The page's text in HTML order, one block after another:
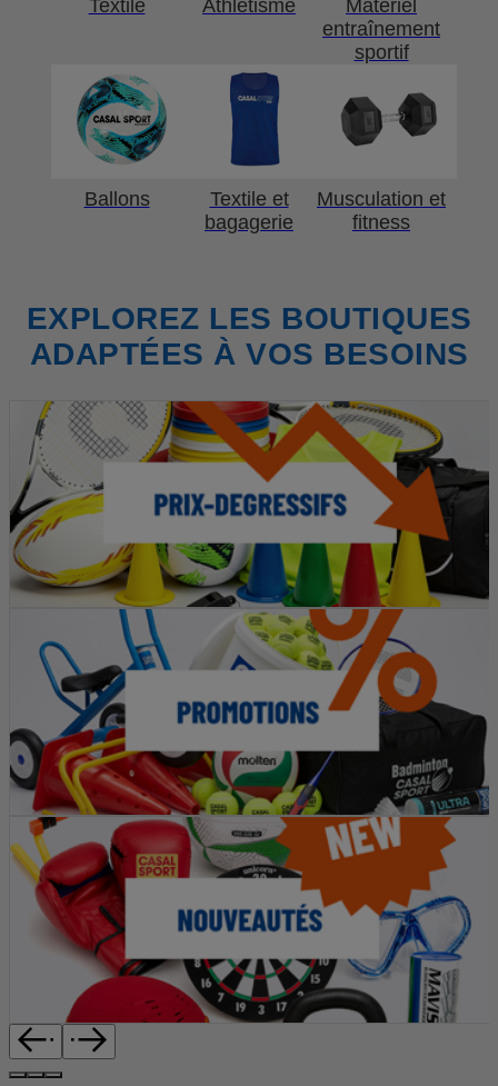
Textile Athlétisme
Matériel
entraînement
sportif
Ballons
Textile et
bagagerie
Musculation et
fitness
EXPLOREZ LES BOUTIQUES
ADAPTÉES À VOS BESOINS